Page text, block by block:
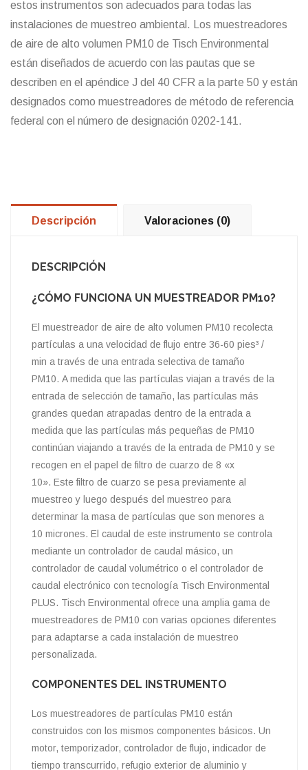
estos instrumentos son adecuados para todas las
instalaciones de muestreo ambiental. Los muestreadores
de aire de alto volumen PM10 de Tisch Environmental
están diseñados de acuerdo con las pautas que se
describen en el apéndice J del 40 CFR a la parte 50 y están
designados como muestreadores de método de referencia
federal con el número de designación 0202-141.
Descripción Valoraciones (0)
DESCRIPCIÓN
¿CÓMO FUNCIONA UN MUESTREADOR PM10?
El muestreador de aire de alto volumen PM10 recolecta
partículas a una velocidad de flujo entre 36-60 pies³ /
min a través de una entrada selectiva de tamaño
PM10. A medida que las partículas viajan a través de la
entrada de selección de tamaño, las partículas más
grandes quedan atrapadas dentro de la entrada a
medida que las partículas más pequeñas de PM10
continúan viajando a través de la entrada de PM10 y se
recogen en el papel de filtro de cuarzo de 8 «x
10». Este filtro de cuarzo se pesa previamente al
muestreo y luego después del muestreo para
determinar la masa de partículas que son menores a
10 micrones. El caudal de este instrumento se controla
mediante un controlador de caudal másico, un
controlador de caudal volumétrico o el controlador de
caudal electrónico con tecnología Tisch Environmental
PLUS. Tisch Environmental ofrece una amplia gama de
muestreadores de PM10 con varias opciones diferentes
para adaptarse a cada instalación de muestreo
personalizada.
COMPONENTES DEL INSTRUMENTO
Los muestreadores de partículas PM10 están
construidos con los mismos componentes básicos. Un
motor, temporizador, controlador de flujo, indicador de
tiempo transcurrido, refugio exterior de aluminio y